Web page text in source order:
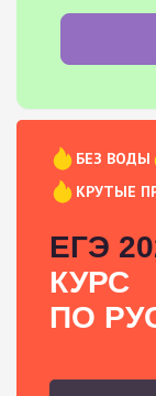
БЕЗ ВОДЫ
КРУТЫЕ
ЕГЭ
КУРС
ПО